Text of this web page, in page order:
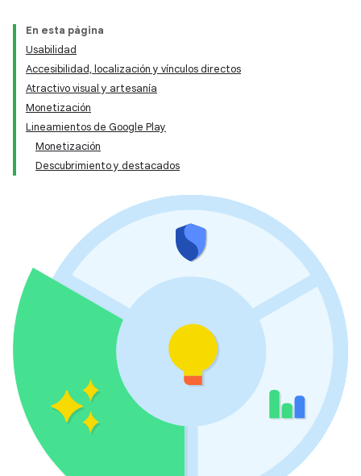
En esta página
Usabilidad
Accesibilidad, localización y vínculos directos
Atractivo visual y artesanía
Monetización
Lineamientos de Google Play
Monetización
Descubrimiento y destacados